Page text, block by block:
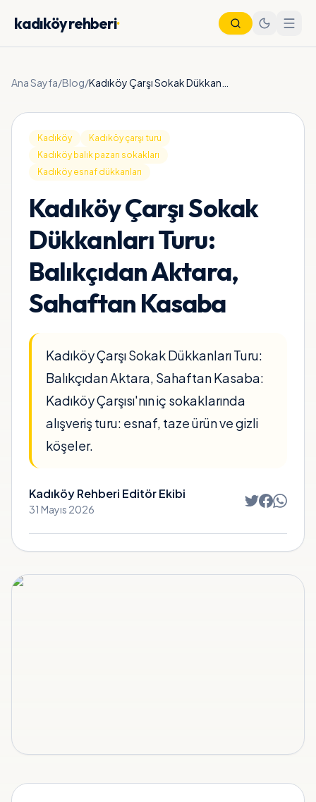
kadıköy rehberi·
Nöbetçi Eczane
Metro Saatleri Otobüs Saatleri
Ana Sayfa/Blog/
Kadıköy
Kadıköy çarşı turu
Kadıköy balık pazarı sokakları
Kadıköy esnaf dükkanları
Kadıköy Çarşı Sokak
Dükkanları Turu:
Balıkçıdan Aktara,
Sahaftan Kasaba
Kadıköy Çarşı Sokak Dükkanları Turu:
Balıkçıdan Aktara, Sahaftan Kasaba:
Kadıköy Çarşısı'nın iç sokaklarında
alışveriş turu: esnaf, taze ürün ve gizli
köşeler.
Kadıköy Rehberi Editör Ekibi
31 Mayıs 2026